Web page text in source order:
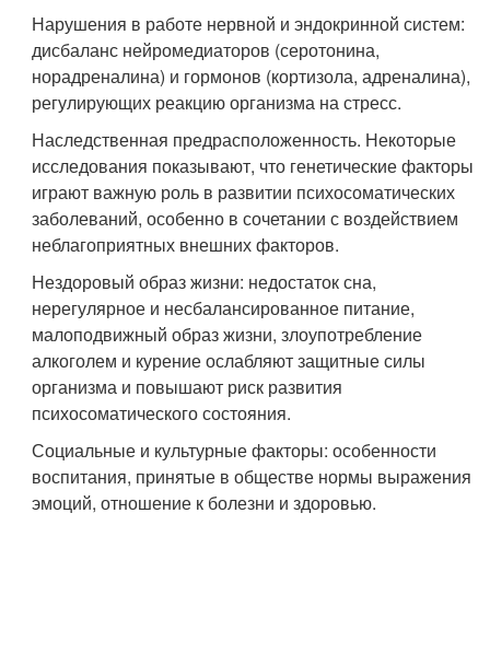
Нарушения в работе нервной и эндокринной систем:
дисбаланс нейромедиаторов (серотонина,
норадреналина) и гормонов (кортизола, адреналина),
регулирующих реакцию организма на стресс.
Наследственная предрасположенность. Некоторые
исследования показывают, что генетические факторы
играют важную роль в развитии психосоматических
заболеваний, особенно в сочетании с воздействием
неблагоприятных внешних факторов.
Нездоровый образ жизни: недостаток сна,
нерегулярное и несбалансированное питание,
малоподвижный образ жизни, злоупотребление
алкоголем и курение ослабляют защитные силы
организма и повышают риск развития
психосоматического состояния.
Социальные и культурные факторы: особенности
воспитания, принятые в обществе нормы выражения
эмоций, отношение к болезни и здоровью.